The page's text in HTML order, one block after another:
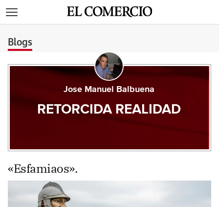
Blogs
Jose Manuel Balbuena
RETORCIDA REALIDAD
«Esfamiaos».